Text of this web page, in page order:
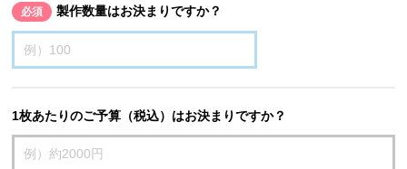
必須 製作数量はお決まりですか？
1枚あたりのご予算（税込）はお決まりですか？